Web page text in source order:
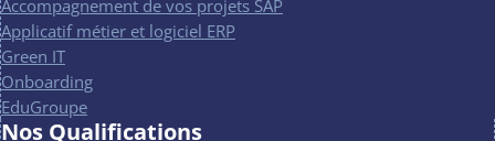
Accompagnement de vos projets SAP
Applicatif métier et logiciel ERP
Green IT
Onboarding
EduGroupe
Nos Qualifications